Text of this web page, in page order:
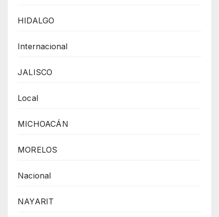
HIDALGO
Internacional
JALISCO
Local
MICHOACÁN
MORELOS
Nacional
NAYARIT